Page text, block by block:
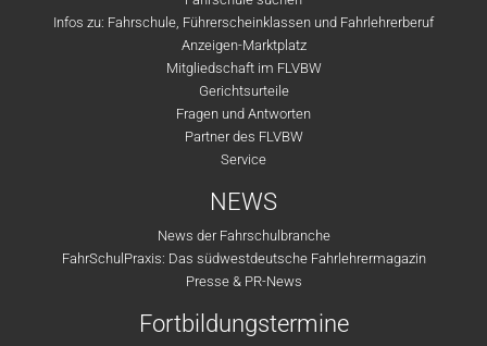
Infos zu: Fahrschule, Führerscheinklassen und Fahrlehrerberuf
Anzeigen-Marktplatz
Mitgliedschaft im FLVBW
Gerichtsurteile
Fragen und Antworten
Partner des FLVBW
Service
NEWS
News der Fahrschulbranche
FahrSchulPraxis: Das südwestdeutsche Fahrlehrermagazin
Presse & PR-News
Fortbildungstermine